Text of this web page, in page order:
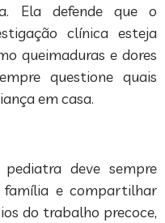
Ela defende que o
clínica esteja
queimaduras e dores
questione quais
em casa.
deve sempre
família e compartilhar
do trabalho precoce,